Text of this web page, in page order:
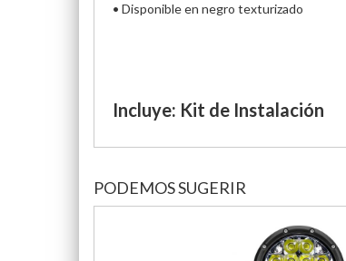
• Disponible en negro texturizado
Incluye: Kit de Instalación
PODEMOS SUGERIR